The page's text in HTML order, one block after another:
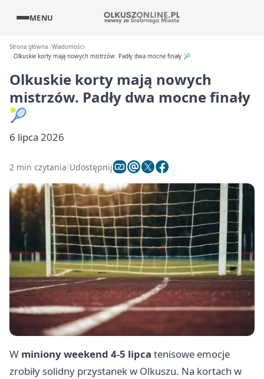
MENU
Strona główna Wiadomości
Olkuskie korty mają nowych mistrzów. Padły dwa mocne finały 🎾
Olkuskie korty mają nowych
mistrzów. Padły dwa mocne finały
🎾
6 lipca 2026
2 min czytania Udostępnij
W miniony weekend 4-5 lipca tenisowe emocje
zrobiły solidny przystanek w Olkuszu. Na kortach w